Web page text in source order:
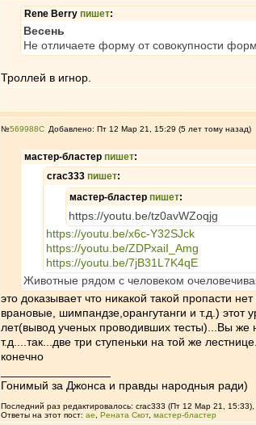
Rene Berry пишет:
Весень
Не отличаете форму от совокупности
Троллей в игнор.
№569988 Добавлено: Пт 12 Мар 21, 15:29 (5 лет тому назад)
мастер-бластер пишет:
crac333 пишет:
мастер-бластер пишет:
https://youtu.be/tz0avWZoqjg
https://youtu.be/x6c-Y32SJck
https://youtu.be/ZDPxaiI_Amg
https://youtu.be/7jB31L7K4qE
Животные рядом с человеком
это доказывает что никакой такой пропасти
врановые, шимпандзе,орангутанги и т.д.)
лет(вывод ученых проводивших тесты)...Вы же
т.д....так...две три ступеньки на той же
конечно
Гонимый за Джонса и правды народныя ради)
Последний раз редактировалось: crac333 (Пт 12 Мар 21, 15:33),
Ответы на этот пост: ae Рената Скот, мастер-бластер